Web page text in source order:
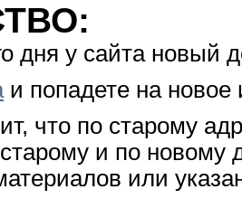
дня у сайта новый
и попадете на новое
что по старому
и по новому
или